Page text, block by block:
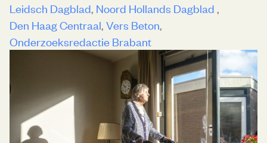
Leidsch Dagblad Noord Hollands Dagblad
Den Haag Centraal Vers Beton
Onderzoeksredactie Brabant